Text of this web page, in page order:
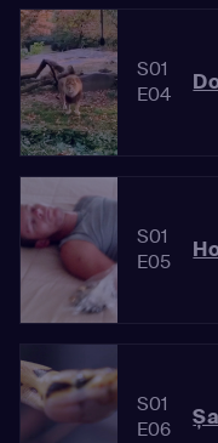
S01
E04
S01
E05
S01
E06